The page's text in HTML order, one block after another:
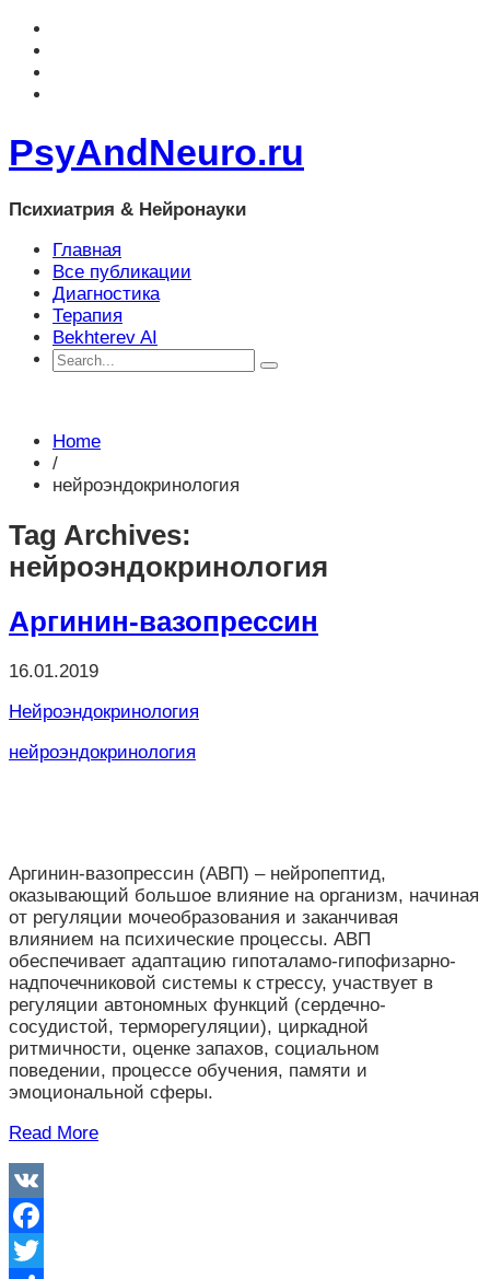
PsyAndNeuro.ru
Психиатрия & Нейронауки
Главная
Все публикации
Диагностика
Терапия
Bekhterev AI
Home
/
нейроэндокринология
Tag Archives:
нейроэндокринология
Аргинин-вазопрессин
16.01.2019
Нейроэндокринология
нейроэндокринология
Аргинин-вазопрессин (АВП) – нейропептид,
оказывающий большое влияние на организм, начиная
от регуляции мочеобразования и заканчивая
влиянием на психические процессы. АВП
обеспечивает адаптацию гипоталамо-гипофизарно-
надпочечниковой системы к стрессу, участвует в
регуляции автономных функций (сердечно-
сосудистой, терморегуляции), циркадной
ритмичности, оценке запахов, социальном
поведении, процессе обучения, памяти и
эмоциональной сферы.
Read More
VK
Facebook